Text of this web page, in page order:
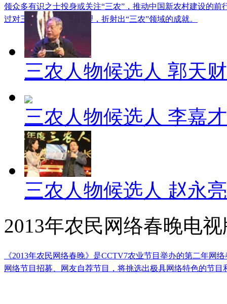
领众多有识之士投身或关注“三农”，推动中国新农村建设的
过对三农人物事迹的梳理，折射出“三农”领域的成就。
三农人物候选人 郭天财
三农人物候选人 李嘉才
三农人物候选人 赵永亮
2013年农民网络春晚电
《2013年农民网络春晚》是CCTV7农业节目举办的第二年网
网络节目招募、网友自荐节目，将挑选出极具网络特色的节